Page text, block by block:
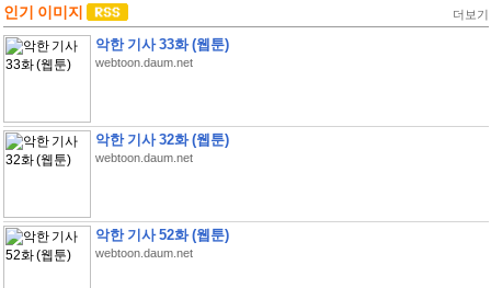
인기 이미지 더보기
악한 기사 33화 (웹툰)
webtoon.daum.net
악한 기사 32화 (웹툰)
webtoon.daum.net
악한 기사 52화 (웹툰)
webtoon.daum.net